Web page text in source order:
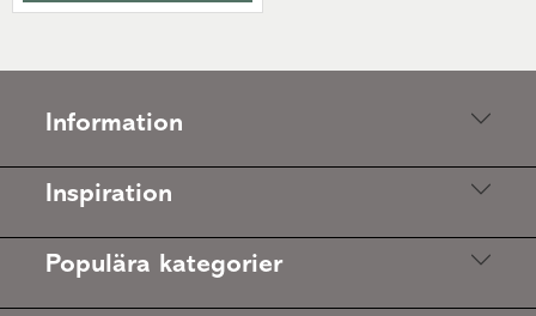
Information
Inspiration
Populära kategorier